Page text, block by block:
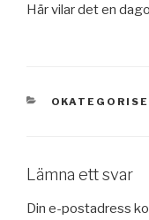
Här vilar det en
KATEGORIER
Lämna ett svar
Din e-postadress